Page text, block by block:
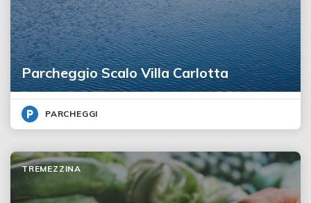
Parcheggio Scalo Villa Carlotta
PARCHEGGI
TREMEZZINA